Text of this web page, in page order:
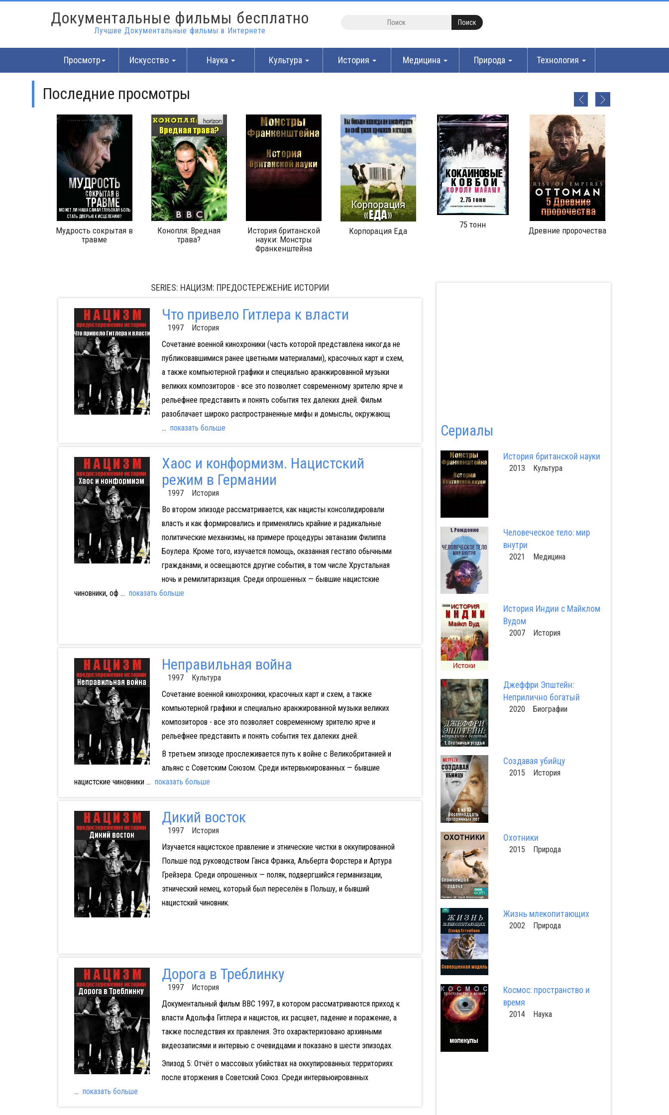
Документальные фильмы бесплатно
Лучшие Документальные фильмы в Интернете
Просмотр Искусство Наука Культура История Медицина Природа Технология
Последние просмотры
История британской
науки: Монстры
Корпорация Еда
75 тонн
Древние пророчества Города Мыс
SERIES: НАЦИЗМ: ПРЕДОСТЕРЕЖЕНИЕ ИСТОРИИ
Что привело Гитлера к власти
1997 История
Сочетание военной кинохроники (часть которой представлена никогда не
публиковавшимися ранее цветными материалами), красочных карт и схем,
а также компьютерной графики и специально аранжированной музыки
великих композиторов - все это позволяет современному зрителю ярче и
рельефнее представить и понять события тех далеких дней. Фильм
разоблачает широко распространенные мифы и домыслы, окружающ
... показать больше
Хаос и конформизм. Нацистский
режим в Германии
1997 История
Во втором эпизоде рассматривается, как нацисты консолидировали
власть и как формировались и применялись крайние и радикальные
политические механизмы, на примере процедуры эвтаназии Филиппа
Боулера. Кроме того, изучается помощь, оказанная гестапо обычными
гражданами, и освещаются другие события, в том числе Хрустальная
ночь и ремилитаризация. Среди опрошенных — бывшие нацистские
чиновники, оф ... показать больше
Неправильная война
1997 Культура
Сочетание военной кинохроники, красочных карт и схем, а также
компьютерной графики и специально аранжированной музыки великих
композиторов - все это позволяет современному зрителю ярче и
рельефнее представить и понять события тех далеких дней.
В третьем эпизоде прослеживается путь к войне с Великобританией и
альянс с Советским Союзом. Среди интервьюированных — бывшие
нацистские чиновники ... показать больше
Дикий восток
1997 История
Изучается нацистское правление и этнические чистки в оккупированной
Польше под руководством Ганса Франка, Альберта Форстера и Артура
Грейзера. Среди опрошенных — поляк, подвергшийся германизации,
этнический немец, который был переселён в Польшу, и бывший
нацистский чиновник.
Дорога в Треблинку
1997 История
Документальный фильм BBC 1997, в котором рассматриваются приход к
власти Адольфа Гитлера и нацистов, их расцвет, падение и поражение, а
также последствия их правления. Это охарактеризовано архивными
видеозаписями и интервью с очевидцами и показано в шести эпизодах.
Эпизод 5: Отчёт о массовых убийствах на оккупированных территориях
после вторжения в Советский Союз. Среди интервьюированных
... показать больше
Сериалы
История британской науки
2013 Культура
Человеческое тело: мир
внутри
2021 Медицина
История Индии с Майклом
Вудом
2007 История
Джеффри Эпштейн:
Неприлично богатый
2020 Биографии
Создавая убийцу
2015 История
Охотники
2015 Природа
Жизнь млекопитающих
2002 Природа
Космос: пространство и
время
2014 Наука